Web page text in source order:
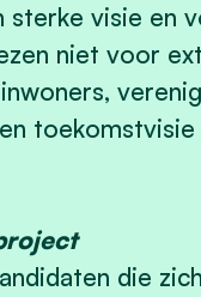
visie en
niet voor
die